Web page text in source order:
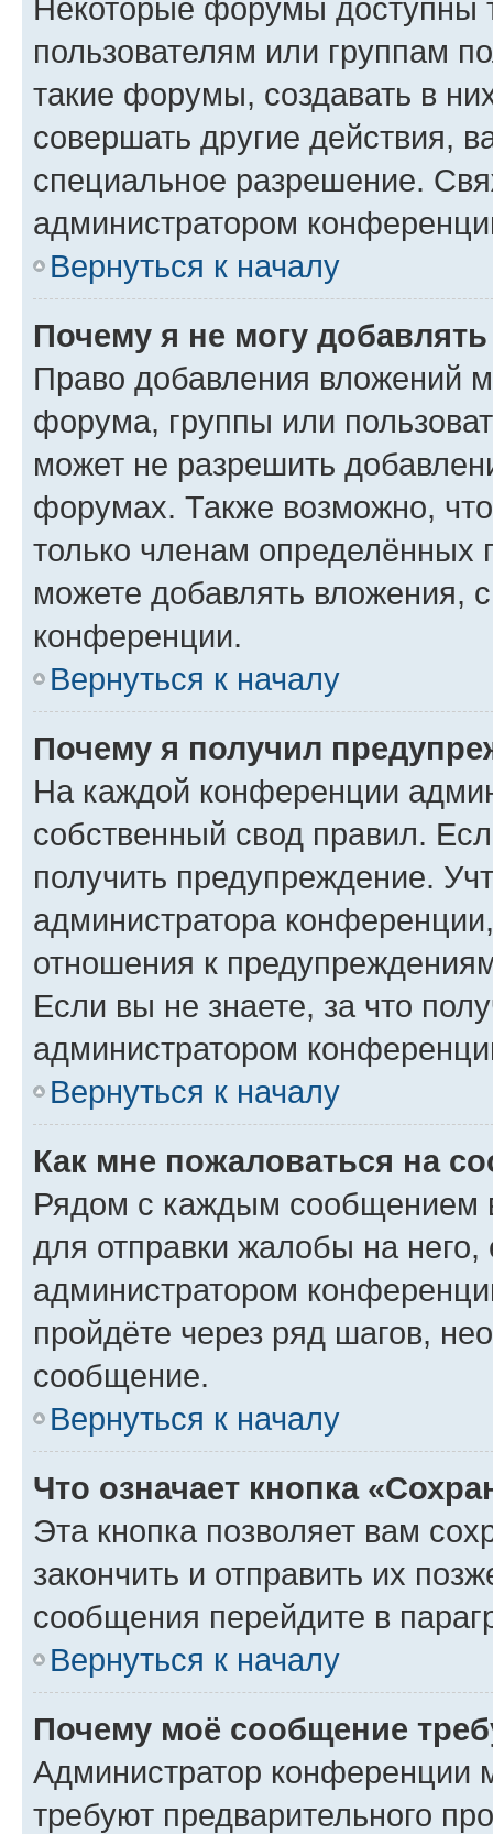
Некоторые форумы доступны
пользователям или группам
такие форумы, создавать в
совершать другие действия,
специальное разрешение.
администратором
Вернуться к началу
Почему я не могу
Право добавления вложений
форума, группы или
может не разрешить
форумах. Также возможно,
только членам определённых
можете добавлять вложения,
конференции.
Вернуться к началу
Почему я получил
На каждой конференции
собственный свод правил.
получить предупреждение.
администратора
отношения к
Если вы не знаете, за что
администратором
Вернуться к началу
Как мне пожаловаться на
Рядом с каждым сообщением
для отправки жалобы на
администратором
пройдёте через ряд шагов,
сообщение.
Вернуться к началу
Что означает кнопка
Эта кнопка позволяет вам
закончить и отправить их
сообщения перейдите в
Вернуться к началу
Почему моё сообщение
Администратор конференции
требуют предварительного